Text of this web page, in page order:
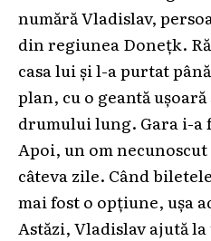
numără Vladislav,
din regiunea Donețk.
casa lui și l-a purtat
plan, cu o geantă ușoară
drumului lung. Gara i-a
Apoi, un om
câteva zile. Când
mai fost o opțiune, ușa
Astăzi, Vladislav ajută